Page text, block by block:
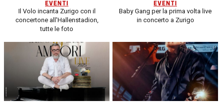
EVENTI
Il Volo incanta Zurigo con il
concertone all'Hallenstadion,
tutte le foto
EVENTI
Baby Gang per la prima volta live
in concerto a Zurigo